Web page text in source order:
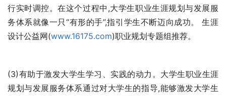
行实时调控。在这个过程中,大学生职业生涯规划与发展服
务体系就像一只“有形的手”,指引学生不断迈向成功。 生涯
设计公益网(www.16175.com)职业规划专题组推荐。
(3)有助于激发大学生学习、实践的动力。大学生职业生涯
规划与发展服务体系通过对大学生的指导,能够激发大学生